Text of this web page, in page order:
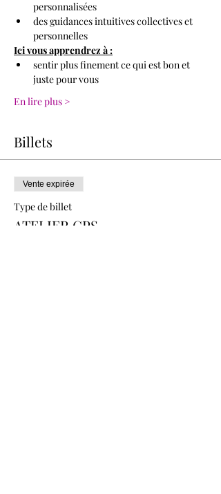
personnalisées
des guidances intuitives collectives et
personnelles
Ici vous apprendrez à :
sentir plus finement ce qui est bon et
juste pour vous
En lire plus >
Billets
Vente expirée
Type de billet
ATELIER GPS